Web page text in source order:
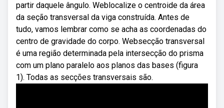
partir daquele ângulo. Weblocalize o centroide da área
da seção transversal da viga construída. Antes de
tudo, vamos lembrar como se acha as coordenadas do
centro de gravidade do corpo. Websecção transversal
é uma região determinada pela intersecção do prisma
com um plano paralelo aos planos das bases (figura
1). Todas as secções transversais são.